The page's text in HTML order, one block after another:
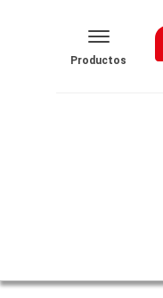
Productos